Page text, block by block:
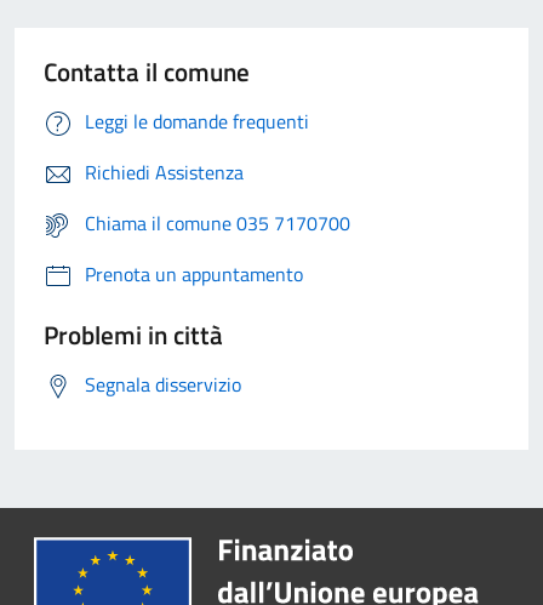
Contatta il comune
Leggi le domande frequenti
Richiedi Assistenza
Chiama il comune 035 7170700
Prenota un appuntamento
Problemi in città
Segnala disservizio